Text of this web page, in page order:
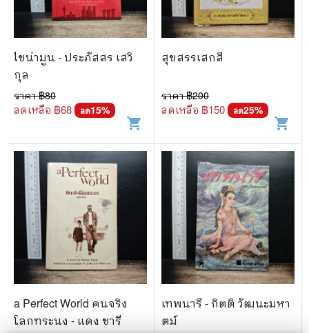
ไชน่ามูน - ประภัสสร เสวิ
กุล
ราคา ฿80
ลดเหลือ ฿68 ลด15%
shopping_cart
สุขสรรเสกสี
ราคา ฿200
ลดเหลือ ฿150 ลด25%
shopping_cart
a Perfect World คนจริง
โลกทระนง - แดง ชารี
เทพนารี - กิตติ วัฒนะมหา
ตม์